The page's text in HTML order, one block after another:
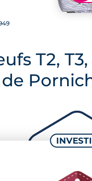
T2, T3,
de